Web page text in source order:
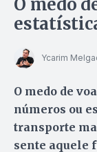
O medo
Ycarim
O medo de
números ou
transporte
sente aquele